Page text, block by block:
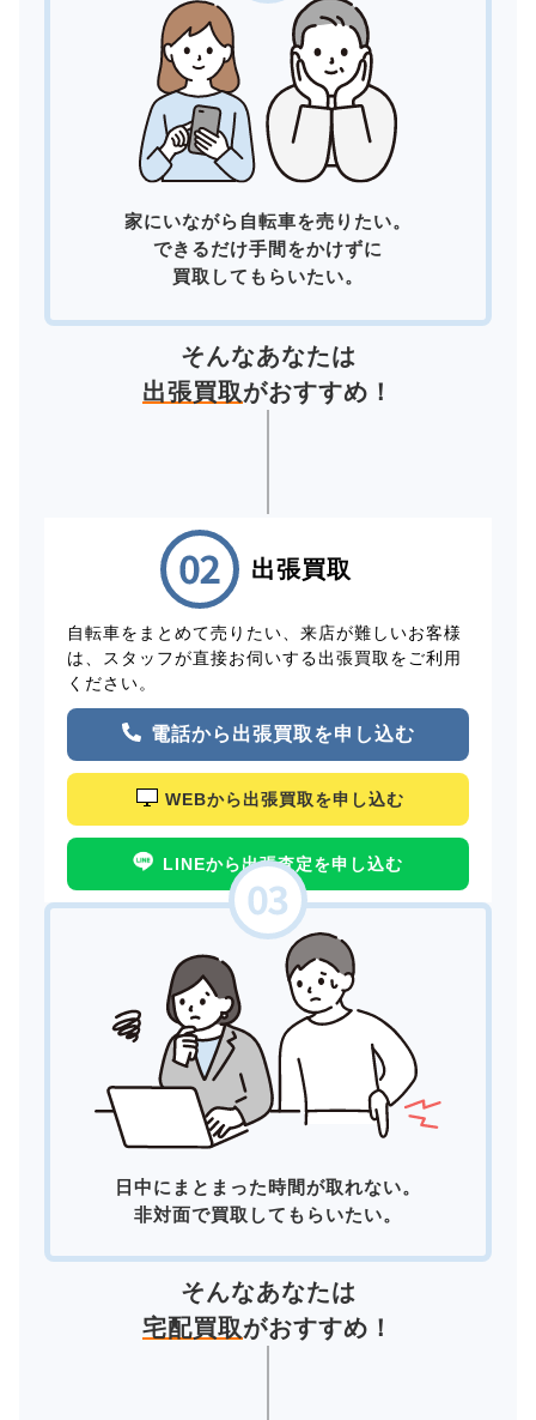
家にいながら自転車を売りたい。
できるだけ手間をかけずに
買取してもらいたい。
そんなあなたは
出張買取がおすすめ！
出張買取
自転車をまとめて売りたい、来店が難しいお客様
は、スタッフが直接お伺いする出張買取をご利用
ください。
電話から出張買取を申し込む
WEBから出張買取を申し込む
LINEから出張査定を申し込む
日中にまとまった時間が取れない。
非対面で買取してもらいたい。
そんなあなたは
宅配買取がおすすめ！